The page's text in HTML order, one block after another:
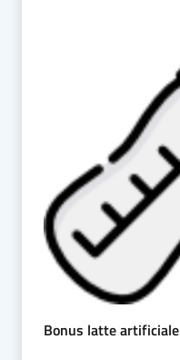
Bonus latte artificiale